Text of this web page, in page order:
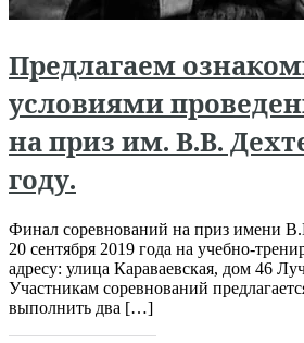
Предлагаем
условиями
на приз им. В.В.
году.
Финал соревнований на приз имени
20 сентября 2019 года на учебно-
адресу: улица Караваевская, дом 46
Участникам соревнований
выполнить два […]